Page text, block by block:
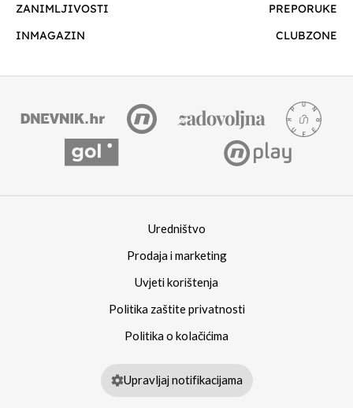
ZANIMLJIVOSTI
PREPORUKE
INMAGAZIN
CLUBZONE
Uredništvo
Prodaja i marketing
Uvjeti korištenja
Politika zaštite privatnosti
Politika o kolačićima
Upravljaj notifikacijama